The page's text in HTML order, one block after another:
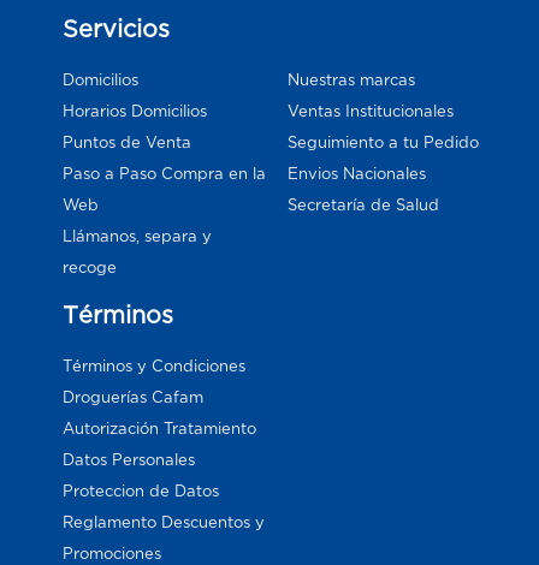
Servicios
Domicilios
Horarios Domicilios
Puntos de Venta
Paso a Paso Compra en la
Web
Llámanos, separa y
recoge
Nuestras marcas
Ventas Institucionales
Seguimiento a tu Pedido
Envios Nacionales
Secretaría de Salud
Términos
Términos y Condiciones
Droguerías Cafam
Autorización Tratamiento
Datos Personales
Proteccion de Datos
Reglamento Descuentos y
Promociones